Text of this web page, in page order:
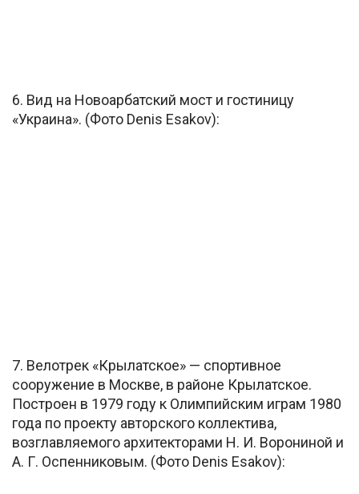
6. Вид на Новоарбатский мост и гостиницу
«Украина». (Фото Denis Esakov):
7. Велотрек «Крылатское» — спортивное
сооружение в Москве, в районе Крылатское.
Построен в 1979 году к Олимпийским играм 1980
года по проекту авторского коллектива,
возглавляемого архитекторами Н. И. Ворониной и
А. Г. Оспенниковым. (Фото Denis Esakov):